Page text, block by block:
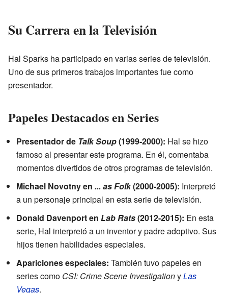
Su Carrera en la Televisión
Hal Sparks ha participado en varias series de televisión.
Uno de sus primeros trabajos importantes fue como
presentador.
Papeles Destacados en Series
Presentador de Talk Soup(1999-2000): Hal se hizo
famoso al presentar este programa. En él, comentaba
momentos divertidos de otros programas de televisión.
Michael Novotny en ... as Folk(2000-2005): Interpretó
a un personaje principal en esta serie de televisión.
Donald Davenport en Lab Rats(2012-2015): En esta
serie, Hal interpretó a un inventor y padre adoptivo. Sus
hijos tienen habilidades especiales.
Apariciones especiales: También tuvo papeles en
series como CSI: Crime Scene InvestigationyLas
Vegas.